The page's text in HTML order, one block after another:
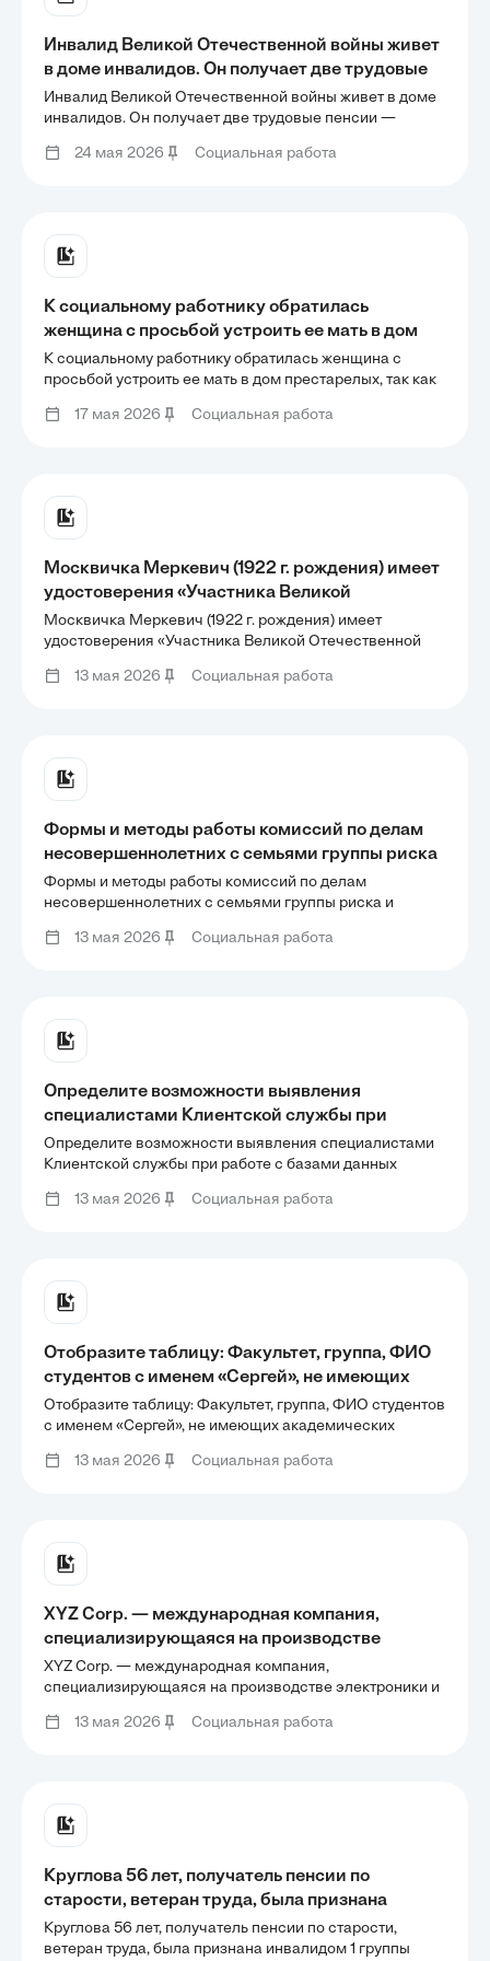
Инвалид Великой Отечественной войны живет
в доме инвалидов. Он получает две трудовые
пенсии — пенсию по старости и по
инвалидности. При выплате пенсии в
стационаре с него удерживают 100%
стоимости предоставляемых услуг. Правильно
Инвалид Великой Отечественной войны живет в доме
инвалидов. Он получает две трудовые пенсии —
пенсии в стационаре с него удерживают 100%
24 мая 2026 Социальная работа
К социальному работнику обратилась
женщина с просьбой устроить ее мать в дом
престарелых, так как она старая и ей трудно
себя обслуживать. Дочь живет далеко и не
может часто навещать мать. Социальный
работник посетил пожилую женщину. Она не
К социальному работнику обратилась женщина с
просьбой устроить ее мать в дом престарелых, так как
далеко и не может часто навещать мать. Социальный
17 мая 2026 Социальная работа
Москвичка Меркевич (1922 г. рождения) имеет
удостоверения «Участника Великой
Отечественной войны» и «Ветерана труда». На
какие меры социальной поддержки она имеет
право? Из каких источников они
финансируются? Может ли она одновременно
Москвичка Меркевич (1922 г. рождения) имеет
удостоверения «Участника Великой Отечественной
поддержки она имеет право? Из каких источников они
13 мая 2026 Социальная работа
Формы и методы работы комиссий по делам
несовершеннолетних с семьями группы риска
и семьями, находящимися в социально-
опасном положении.
Формы и методы работы комиссий по делам
несовершеннолетних с семьями группы риска и
положении.
13 мая 2026 Социальная работа
Определите возможности выявления
специалистами Клиентской службы при
работе с базами данных сведений о
гражданах, получающих пенсию по потере
кормильца и нуждающихся в социальной
Определите возможности выявления специалистами
Клиентской службы при работе с базами данных
кормильца и нуждающихся в социальной защите.
13 мая 2026 Социальная работа
Отобразите таблицу: Факультет, группа, ФИО
студентов с именем «Сергей», не имеющих
академических задолженностей.
Отобразите таблицу: Факультет, группа, ФИО студентов
с именем «Сергей», не имеющих академических
13 мая 2026
Социальная работа
XYZ Corp. — международная компания,
специализирующаяся на производстве
электроники и потребительских товаров. В
течение последних нескольких лет компания
активно продвигает свои инициативы
социальной ответственности, включая
XYZ Corp. — международная компания,
специализирующаяся на производстве электроники и
нескольких лет компания активно продвигает свои
13 мая 2026 Социальная работа
Круглова 56 лет, получатель пенсии по
старости, ветеран труда, была признана
инвалидом 1 группы 05.10.2018. 10.01.2019 она
предоставила документ о признании ее
Круглова 56 лет, получатель пенсии по старости,
ветеран труда, была признана инвалидом 1 группы